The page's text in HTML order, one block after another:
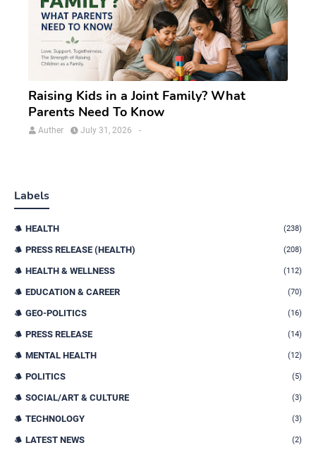
Raising Kids in a Joint Family? What
Parents Need To Know
Auther -
July 31, 2026
Labels
HEALTH (238)
PRESS RELEASE (HEALTH) (208)
HEALTH & WELLNESS (112)
EDUCATION & CAREER (70)
GEO-POLITICS (16)
PRESS RELEASE (14)
MENTAL HEALTH (12)
POLITICS (5)
SOCIAL/ART & CULTURE (3)
TECHNOLOGY (3)
LATEST NEWS (2)